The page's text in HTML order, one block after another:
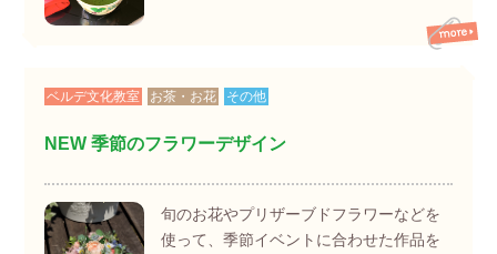
ベルデ文化教室 お茶・お花 その他
NEW 季節のフラワーデザイン
旬のお花やプリザーブドフラワーなどを
使って、季節イベントに合わせた作品を